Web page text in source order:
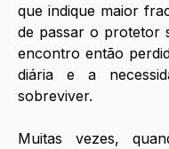
que indique maior
de passar o protetor
encontro então
diária e a
sobreviver.
Muitas vezes,